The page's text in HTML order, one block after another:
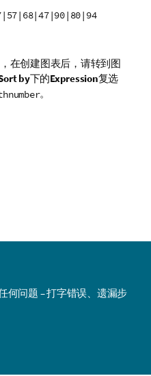
在创建图表后，请转到图
by下的Expression复选
。
何问题 – 打字错误、遗漏步